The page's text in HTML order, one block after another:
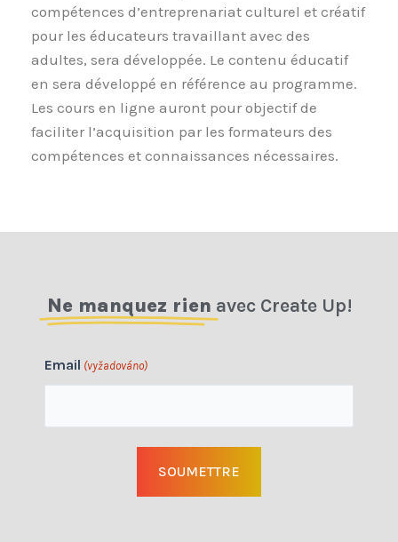
compétences d’entreprenariat culturel et créatif
pour les éducateurs travaillant avec des
adultes, sera développée. Le contenu éducatif
en sera développé en référence au programme.
Les cours en ligne auront pour objectif de
faciliter l’acquisition par les formateurs des
compétences et connaissances nécessaires.
Ne manquez rien avec Create Up!
Email (vyžadováno)